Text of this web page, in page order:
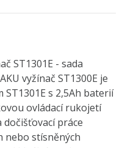
ST1301E - sada
vyžínač ST1300E je
ST1301E s 2,5Ah baterií
ovládací rukojetí
práce
nebo stísněných